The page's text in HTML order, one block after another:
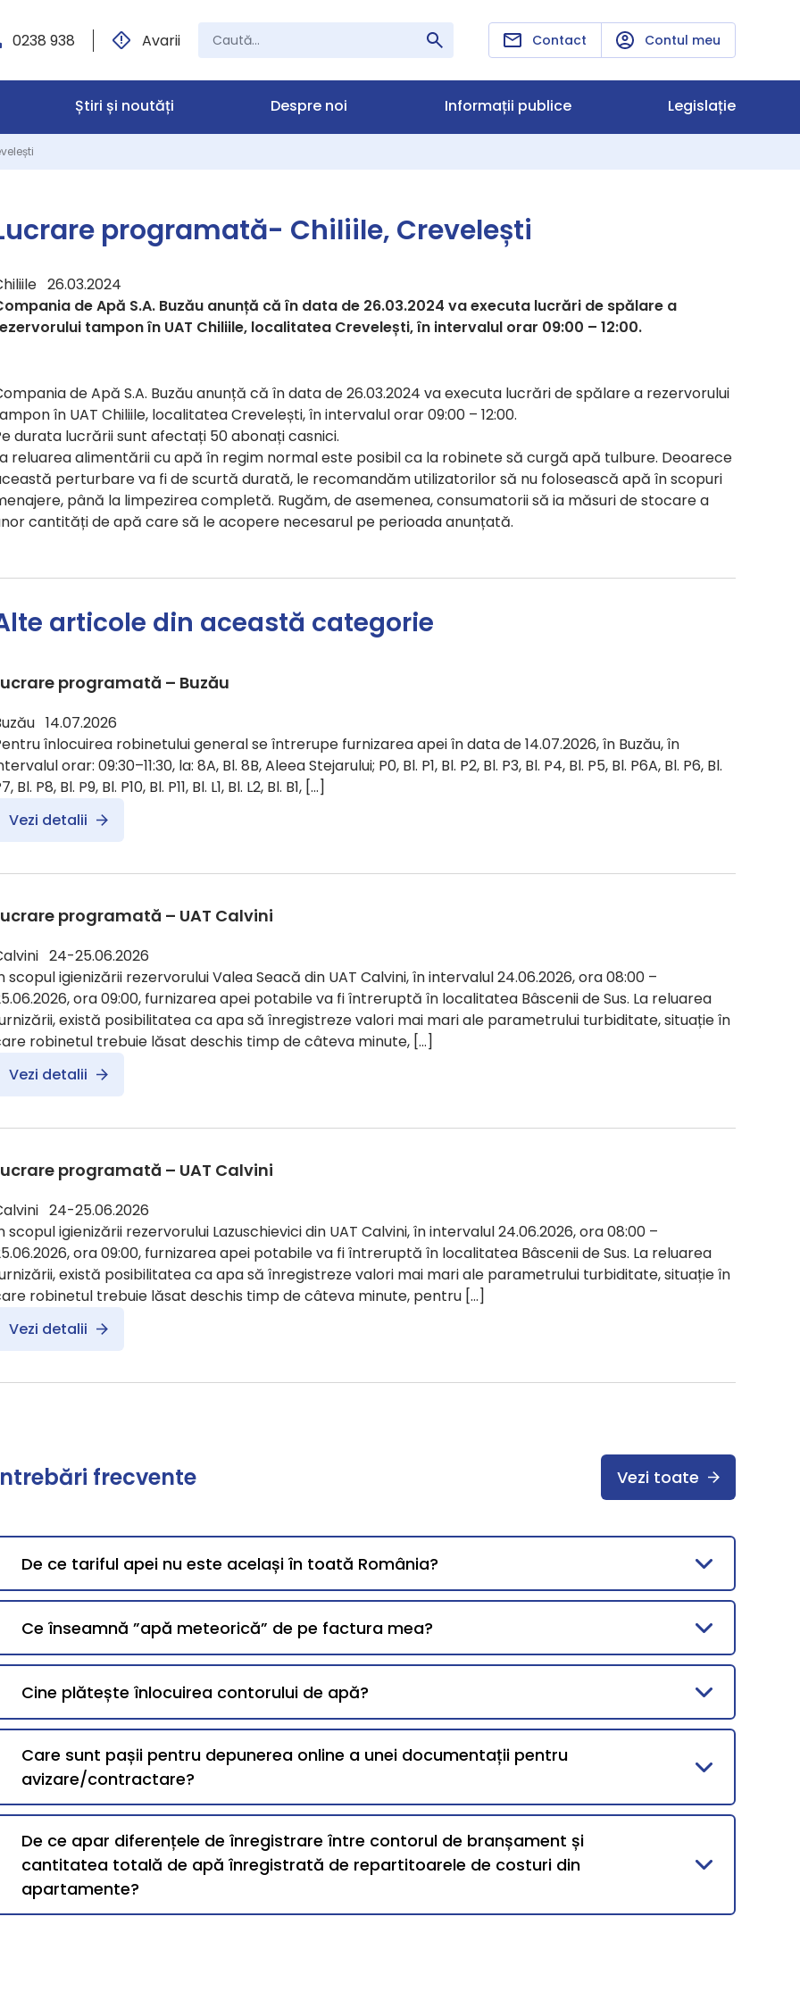
0238 938 Avarii Contact Contul meu
Știri și noutăți Despre noi Informații publice Legislație
programată- Chiliile, Crevelești
26.03.2024
de Apă S.A. Buzău anunță că în data de 26.03.2024 va executa lucrări de spălare a
tampon în UAT Chiliile, localitatea Crevelești, în intervalul orar 09:00 – 12:00.
de Apă S.A. Buzău anunță că în data de 26.03.2024 va executa lucrări de spălare a rezervorului
în UAT Chiliile, localitatea Crevelești, în intervalul orar 09:00 – 12:00.
durata lucrării sunt afectați 50 abonați casnici.
reluarea alimentării cu apă în regim normal este posibil ca la robinete să curgă apă tulbure. Deoarece
perturbare va fi de scurtă durată, le recomandăm utilizatorilor să nu folosească apă în scopuri
până la limpezirea completă. Rugăm, de asemenea, consumatorii să ia măsuri de stocare a
cantități de apă care să le acopere necesarul pe perioada anunțată.
articole din această categorie
programată – Buzău
14.07.2026
înlocuirea robinetului general se întrerupe furnizarea apei în data de 14.07.2026, în Buzău, în
orar: 09:30–11:30, la: 8A, Bl. 8B, Aleea Stejarului; P0, Bl. P1, Bl. P2, Bl. P3, Bl. P4, Bl. P5, Bl. P6A, Bl. P6, Bl.
Bl. P8, Bl. P9, Bl. P10, Bl. P11, Bl. L1, Bl. L2, Bl. B1, […]
Vezi detalii
programată – UAT Calvini
24-25.06.2026
scopul igienizării rezervorului Valea Seacă din UAT Calvini, în intervalul 24.06.2026, ora 08:00 –
ora 09:00, furnizarea apei potabile va fi întreruptă în localitatea Bâscenii de Sus. La reluarea
există posibilitatea ca apa să înregistreze valori mai mari ale parametrului turbiditate, situație în
robinetul trebuie lăsat deschis timp de câteva minute, […]
Vezi detalii
programată – UAT Calvini
24-25.06.2026
scopul igienizării rezervorului Lazuschievici din UAT Calvini, în intervalul 24.06.2026, ora 08:00 –
ora 09:00, furnizarea apei potabile va fi întreruptă în localitatea Bâscenii de Sus. La reluarea
există posibilitatea ca apa să înregistreze valori mai mari ale parametrului turbiditate, situație în
robinetul trebuie lăsat deschis timp de câteva minute, pentru […]
Vezi detalii
frecvente Vezi toate
De ce tariful apei nu este același în toată România?
Ce înseamnă ”apă meteorică” de pe factura mea?
Cine plătește înlocuirea contorului de apă?
Care sunt pașii pentru depunerea online a unei documentații pentru
avizare/contractare?
De ce apar diferențele de înregistrare între contorul de branșament și
cantitatea totală de apă înregistrată de repartitoarele de costuri din
apartamente?